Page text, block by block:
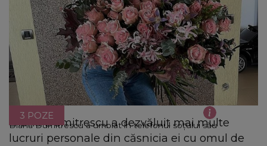
Diana Dumitrescu a umblat în telefonul soțului său
3 POZE
Diana Dumitrescu a dezvăluit mai multe
lucruri personale din căsnicia ei cu omul de